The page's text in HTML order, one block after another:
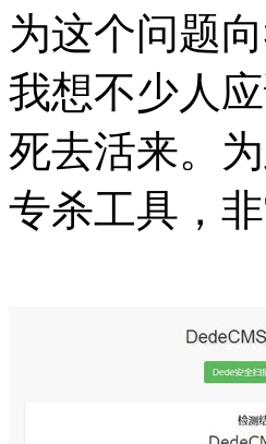
为这个问题
我想不少人
死去活来。
专杀工具，